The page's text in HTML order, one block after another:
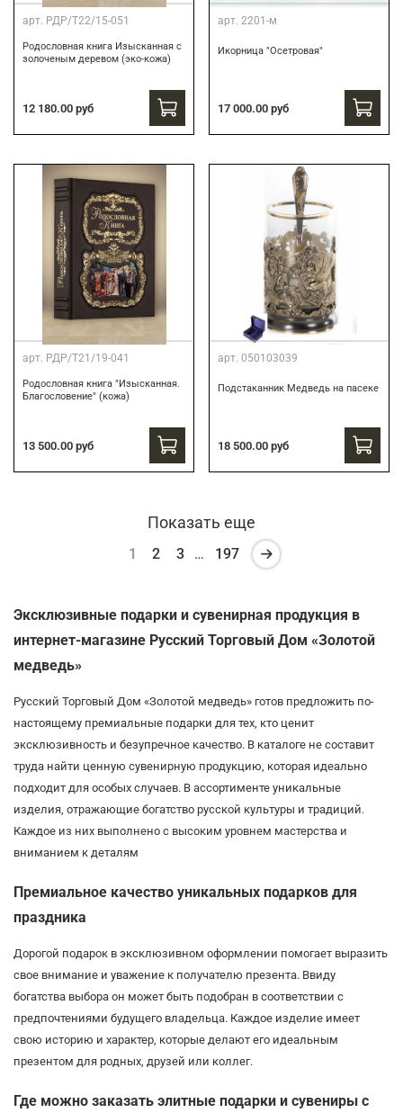
арт. РДР/Т22/15-051
Родословная книга Изысканная с
золоченым деревом (эко-кожа)
12 180.00 руб
арт. 2201-м
Икорница "Осетровая"
17 000.00 руб
арт. РДР/Т21/19-041
Родословная книга "Изысканная.
Благословение" (кожа)
13 500.00 руб
арт. 050103039
Подстаканник Медведь на пасеке
18 500.00 руб
Показать еще
1 2 3 … 197
Эксклюзивные подарки и сувенирная продукция в
интернет-магазине Русский Торговый Дом «Золотой
медведь»
Русский Торговый Дом «Золотой медведь» готов предложить по-
настоящему премиальные подарки для тех, кто ценит
эксклюзивность и безупречное качество. В каталоге не составит
труда найти ценную сувенирную продукцию, которая идеально
подходит для особых случаев. В ассортименте уникальные
изделия, отражающие богатство русской культуры и традиций.
Каждое из них выполнено с высоким уровнем мастерства и
вниманием к деталям
Премиальное качество уникальных подарков для
праздника
Дорогой подарок в эксклюзивном оформлении помогает выразить
свое внимание и уважение к получателю презента. Ввиду
богатства выбора он может быть подобран в соответствии с
предпочтениями будущего владельца. Каждое изделие имеет
свою историю и характер, которые делают его идеальным
презентом для родных, друзей или коллег.
Где можно заказать элитные подарки и сувениры с